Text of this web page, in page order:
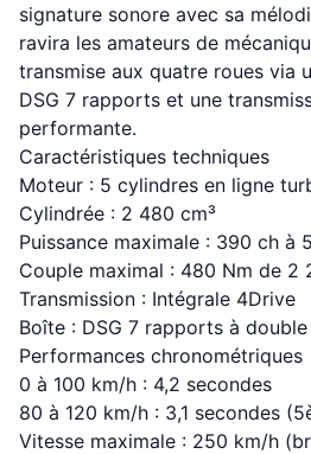
signature sonore avec sa
ravira les amateurs de
transmise aux quatre roues via
DSG 7 rapports et une
performante.
Caractéristiques techniques
Moteur : 5 cylindres en ligne
Cylindrée : 2 480 cm³
Puissance maximale : 390 ch à
Couple maximal : 480 Nm de 2
Transmission : Intégrale 4Drive
Boîte : DSG 7 rapports à
Performances chronométriques
0 à 100 km/h : 4,2 secondes
80 à 120 km/h : 3,1 secondes
Vitesse maximale : 250 km/h